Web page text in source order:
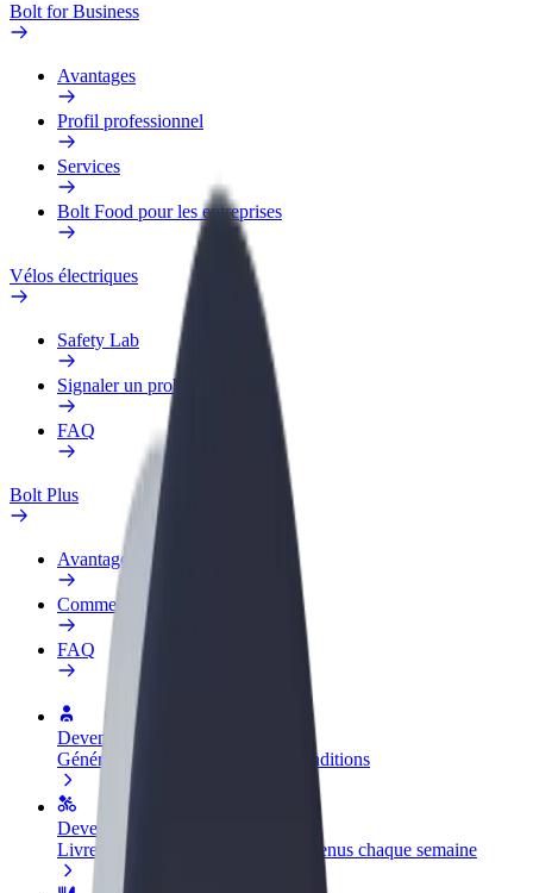
Bolt for Business
Avantages
Profil professionnel
Services
Bolt Food pour les entreprises
Vélos électriques
Safety Lab
Signaler un problème
FAQ
Bolt Plus
Avantages
Comment s'inscrire
FAQ
Devenir partenaire chauffeur
Générez des revenus selon vos conditions
Devenir livreur
Livrez des repas et générez des revenus chaque semaine